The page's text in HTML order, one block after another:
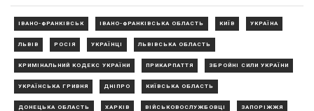
ІВАНО-ФРАНКІВСЬК ІВАНО-ФРАНКІВСЬКА ОБЛАСТЬ КИЇВ УКРАЇНА
ЛЬВІВ РОСІЯ УКРАЇНЦІ ЛЬВІВСЬКА ОБЛАСТЬ
КРИМІНАЛЬНИЙ КОДЕКС УКРАЇНИ ПРИКАРПАТТЯ ЗБРОЙНІ СИЛИ УКРАЇНИ
УКРАЇНСЬКА ГРИВНЯ ДНІПРО КИЇВСЬКА ОБЛАСТЬ
ДОНЕЦЬКА ОБЛАСТЬ ХАРКІВ ВІЙСЬКОВОСЛУЖБОВЦІ ЗАПОРІЖЖЯ